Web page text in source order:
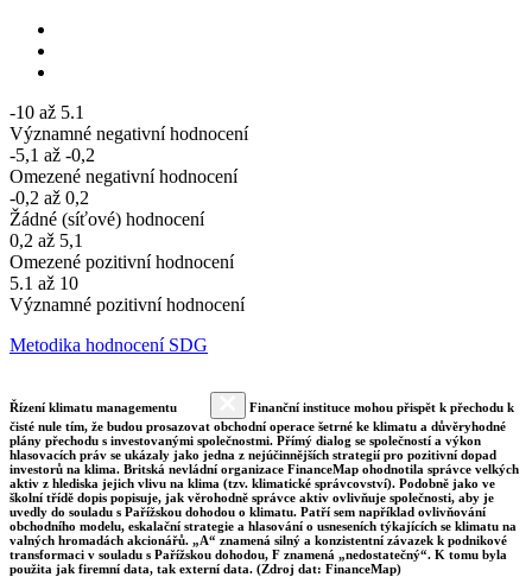
-10 až 5.1
Významné negativní hodnocení
-5,1 až -0,2
Omezené negativní hodnocení
-0,2 až 0,2
Žádné (síťové) hodnocení
0,2 až 5,1
Omezené pozitivní hodnocení
5.1 až 10
Významné pozitivní hodnocení
Metodika hodnocení SDG
Řízení klimatu managementu
Finanční instituce mohou přispět k přechodu k
čisté nule tím, že budou prosazovat obchodní operace šetrné ke klimatu a důvěryhodné
plány přechodu s investovanými společnostmi. Přímý dialog se společností a výkon
hlasovacích práv se ukázaly jako jedna z nejúčinnějších strategií pro pozitivní dopad
investorů na klima. Britská nevládní organizace FinanceMap ohodnotila správce velkých
aktiv z hlediska jejich vlivu na klima (tzv. klimatické správcovství). Podobně jako ve
školní třídě dopis popisuje, jak věrohodně správce aktiv ovlivňuje společnosti, aby je
uvedly do souladu s Pařížskou dohodou o klimatu. Patří sem například ovlivňování
obchodního modelu, eskalační strategie a hlasování o usneseních týkajících se klimatu na
valných hromadách akcionářů. „A“ znamená silný a konzistentní závazek k podnikové
transformaci v souladu s Pařížskou dohodou, F znamená „nedostatečný“. K tomu byla
použita jak firemní data, tak externí data. (Zdroj dat: FinanceMap)